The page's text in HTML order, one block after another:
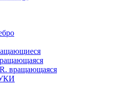
вращающаяся